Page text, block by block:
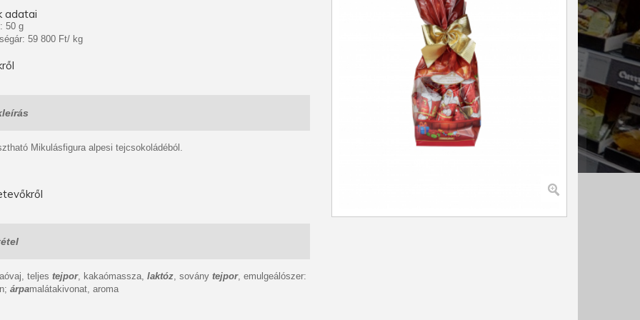
adatai
50 g
59 800 Ft/ kg
Mikulásfigura alpesi tejcsokoládéból.
teljes tejpor, kakaómassza, laktóz, sovány tejpor, emulgeálószer:
árpamalátakivonat, aroma